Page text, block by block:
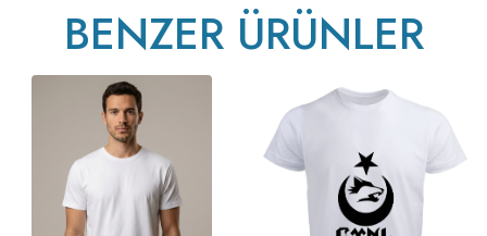
BENZER ÜRÜNLER